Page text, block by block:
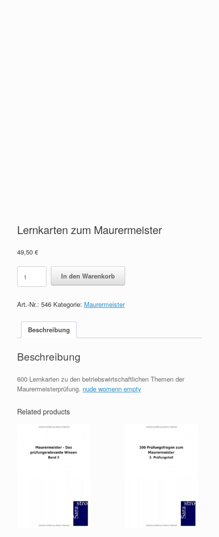
Lernkarten zum Maurermeister
49,50 €
Lernkarten
zum
Maurermeister
In den Warenkorb
Art.-Nr.: 546 Kategorie: Maurermeister
Beschreibung
Beschreibung
600 Lernkarten zu den betriebswirtschaftlichen Themen der
Maurermeisterprüfung. nude womenn empty
Related products